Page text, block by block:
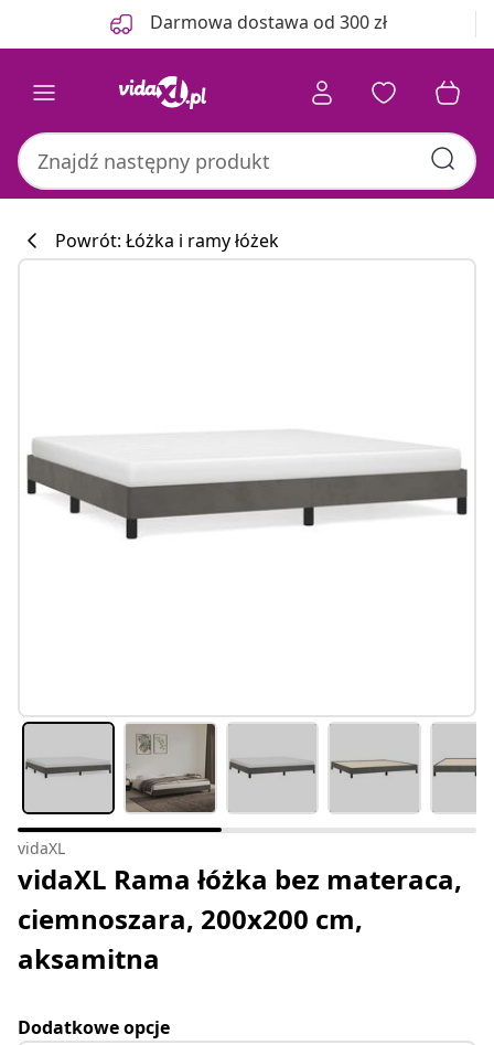
Darmowa dostawa od 300 zł
Powrót: Łóżka i ramy łóżek
vidaXL
vidaXL Rama łóżka bez materaca,
ciemnoszara, 200x200 cm,
aksamitna
Dodatkowe opcje